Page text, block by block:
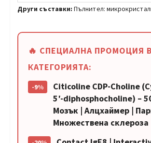
Други съставки:Пълнител:
🔥 СПЕЦИАЛНА ПРОМОЦИЯ В
КАТЕГОРИЯТА:
-9%
Citicoline CDP-Choline
5′-diphosphocholine) –
Мозък | Алцхаймер |
Множествена склероза